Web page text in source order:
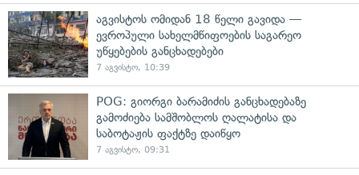
აგვისტოს ომიდან 18 წელი გავიდა —
ევროპული სახელმწიფოების საგარეო
უწყებების განცხადებები
7 აგვისტო, 10:39
POG: გიორგი ბარამიძის განცხადებაზე
გამოძიება სამშობლოს ღალატისა და
საბოტაჟის ფაქტზე დაიწყო
7 აგვისტო, 09:31